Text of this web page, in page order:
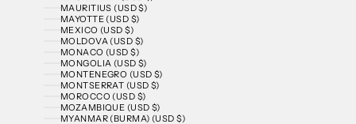
MAURITIUS (USD $)
MAYOTTE (USD $)
MEXICO (USD $)
MOLDOVA (USD $)
MONACO (USD $)
MONGOLIA (USD $)
MONTENEGRO (USD $)
MONTSERRAT (USD $)
MOROCCO (USD $)
MOZAMBIQUE (USD $)
MYANMAR (BURMA) (USD $)